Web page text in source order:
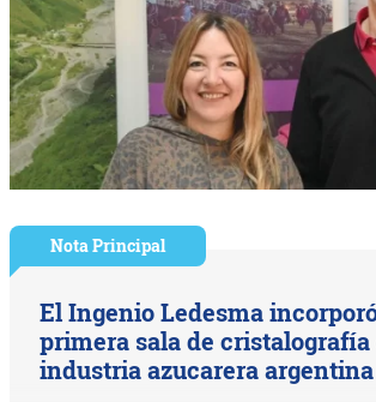
Nota Principal
El Ingenio Ledesma
primera sala de cristalografía
industria azucarera argentina